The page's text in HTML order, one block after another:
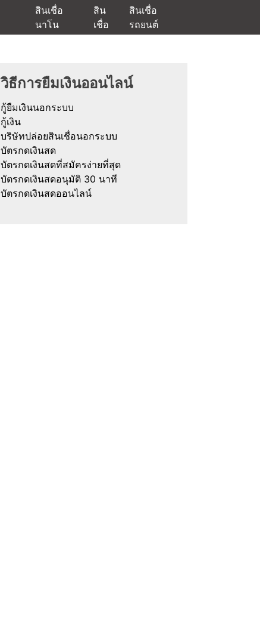
สินเชื่อ
นาโน
สิน
เชื่อ
สินเชื่อ
รถยนต์
วิธีการยืมเงินออนไลน์
กู้ยืมเงินนอกระบบ
กู้เงิน
บริษัทปล่อยสินเชื่อนอกระบบ
บัตรกดเงินสด
บัตรกดเงินสดที่สมัครง่ายที่สุด
บัตรกดเงินสดอนุมัติ 30 นาที
บัตรกดเงินสดออนไลน์